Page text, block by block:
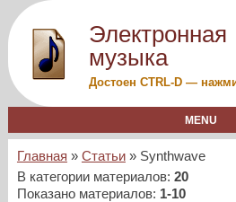
Электронная
музыка
Достоен CTRL-D —
MENU
Главная » Статьи » Synthwave
В категории материалов: 20
Показано материалов: 1-10